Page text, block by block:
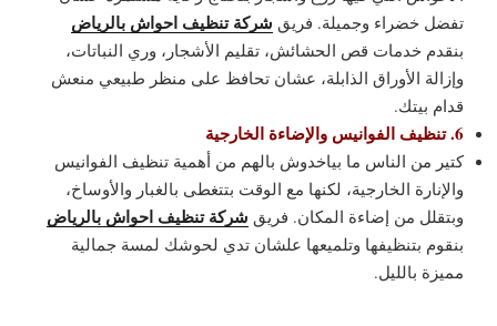
تفضل خضراء وجميلة. فريق شركة تنظيف احواش بالرياض
بنقدم خدمات قص الحشائش، تقليم الأشجار، وري النباتات،
وإزالة الأوراق الذابلة، عشان تحافظ على منظر طبيعي منعش
قدام بيتك.
6. تنظيف الفوانيس والإضاءة الخارجية
كتير من الناس ما بياخدوش بالهم من أهمية تنظيف الفوانيس
والإنارة الخارجية، لكنها مع الوقت بتتغطى بالغبار والأوساخ،
وبتقلل من إضاءة المكان. فريق شركة تنظيف احواش بالرياض
بنقوم بتنظيفها وتلميعها علشان تدي لحوشك لمسة جمالية
مميزة بالليل.